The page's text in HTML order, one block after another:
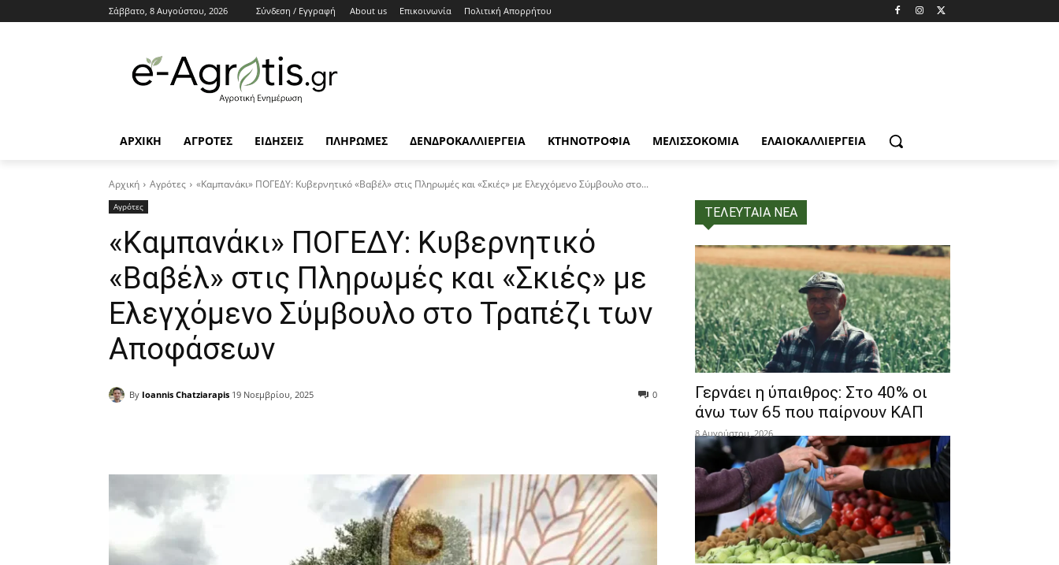
Σάββατο, 8 Αυγούστου, 2026 Σύνδεση / Εγγραφή About us Επικοινωνία Πολιτική Απορρήτου
ΑΡΧΙΚΗ AΓΡΟΤΕΣ ΕΙΔΗΣΕΙΣ ΠΛΗΡΩΜΕΣ ΔΕΝΔΡΟΚΑΛΛΙΕΡΓΕΙΑ ΚΤΗΝΟΤΡΟΦΙΑ ΜΕΛΙΣΣΟΚΟΜΙΑ ΕΛΑΙΟΚΑΛΛΙΈΡΓΕΙΑ
Αρχική Αγρότες «Καμπανάκι» ΠΟΓΕΔΥ: Κυβερνητικό «Βαβέλ» στις Πληρωμές και «Σκιές» με Ελεγχόμενο Σύμβουλο στο...
Αγρότες
«Καμπανάκι» ΠΟΓΕΔΥ: Κυβερνητικό
«Βαβέλ» στις Πληρωμές και «Σκιές» με
Ελεγχόμενο Σύμβουλο στο Τραπέζι των
Αποφάσεων
By Ioannis Chatziarapis 19 Νοεμβρίου, 2025 0
ΤΕΛΕΥΤΑΙΑ ΝΕΑ
Γερνάει η ύπαιθρος: Στο 40% οι
άνω των 65 που παίρνουν ΚΑΠ
8 Αυγούστου, 2026